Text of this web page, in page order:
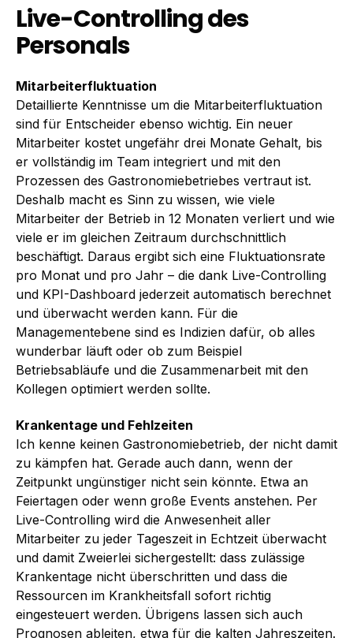
Live-Controlling des
Personals
Mitarbeiterfluktuation
Detaillierte Kenntnisse um die Mitarbeiterfluktuation
sind für Entscheider ebenso wichtig. Ein neuer
Mitarbeiter kostet ungefähr drei Monate Gehalt, bis
er vollständig im Team integriert und mit den
Prozessen des Gastronomiebetriebes vertraut ist.
Deshalb macht es Sinn zu wissen, wie viele
Mitarbeiter der Betrieb in 12 Monaten verliert und wie
viele er im gleichen Zeitraum durchschnittlich
beschäftigt. Daraus ergibt sich eine Fluktuationsrate
pro Monat und pro Jahr – die dank Live-Controlling
und KPI-Dashboard jederzeit automatisch berechnet
und überwacht werden kann. Für die
Managementebene sind es Indizien dafür, ob alles
wunderbar läuft oder ob zum Beispiel
Betriebsabläufe und die Zusammenarbeit mit den
Kollegen optimiert werden sollte.
Krankentage und Fehlzeiten
Ich kenne keinen Gastronomiebetrieb, der nicht damit
zu kämpfen hat. Gerade auch dann, wenn der
Zeitpunkt ungünstiger nicht sein könnte. Etwa an
Feiertagen oder wenn große Events anstehen. Per
Live-Controlling wird die Anwesenheit aller
Mitarbeiter zu jeder Tageszeit in Echtzeit überwacht
und damit Zweierlei sichergestellt: dass zulässige
Krankentage nicht überschritten und dass die
Ressourcen im Krankheitsfall sofort richtig
eingesteuert werden. Übrigens lassen sich auch
Prognosen ableiten, etwa für die kalten Jahreszeiten.